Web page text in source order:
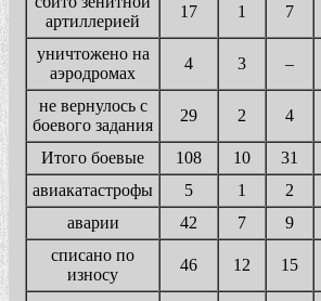
артиллерией
17 1 7
уничтожено на
аэродромах
4 3 –
не вернулось с
боевого задания
29 2 4
Итого боевые 108 10 31
авиакатастрофы
5 1 2
аварии
42 7 9
списано по
износу
46 12 15